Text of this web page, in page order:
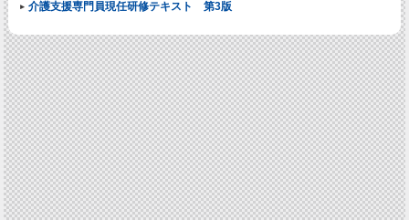
介護支援専門員現任研修テキスト 第3版